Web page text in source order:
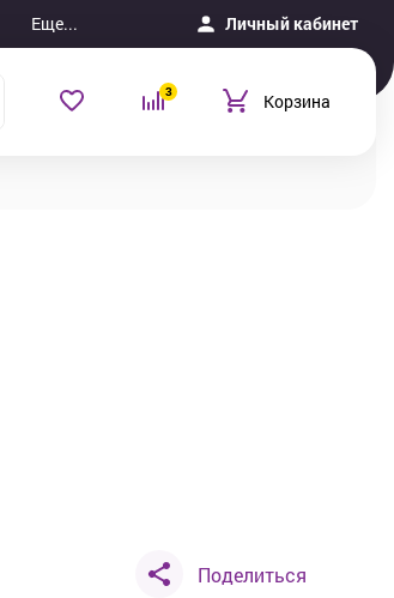
Еще... Личный кабинет
3 Корзина
Поделиться